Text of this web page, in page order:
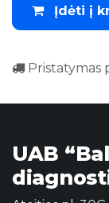
Įdėti į
Pristatymas
UAB